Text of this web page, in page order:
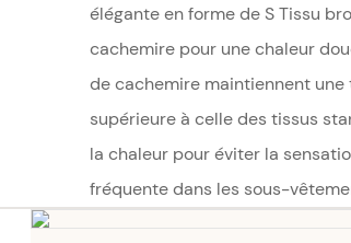
élégante en forme de S Tissu
cachemire pour une chaleur
de cachemire maintiennent une
supérieure à celle des tissus
la chaleur pour éviter la
fréquente dans les sous-